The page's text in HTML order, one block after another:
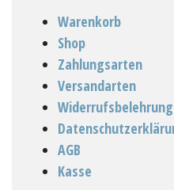
Warenkorb
Shop
Zahlungsarten
Versandarten
Widerrufsbelehrung
AGB
Kasse